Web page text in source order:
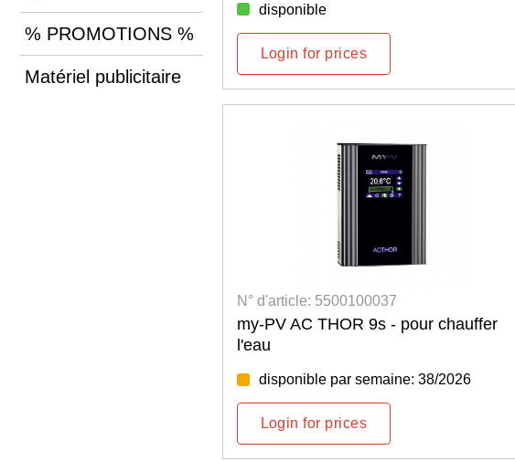
% PROMOTIONS %
Matériel publicitaire
disponible
Login for prices
N° d'article: 5500100037
my-PV AC THOR 9s - pour chauffer
l'eau
disponible par semaine: 38/2026
Login for prices